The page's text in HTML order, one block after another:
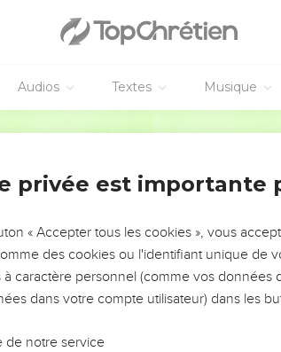
Audios Textes Musique
DE L’ANNÉE !
VOTRES ?
leur foi ou leur vision. Mais on voit
ont traversés, alors même que ce sont
reviennent sur les erreurs
privée est importante
« Accepter tous les cookies », vous
des cookies ou l'identifiant unique de
caractère personnel (comme vos données
dans votre compte utilisateur) dans les
de notre service